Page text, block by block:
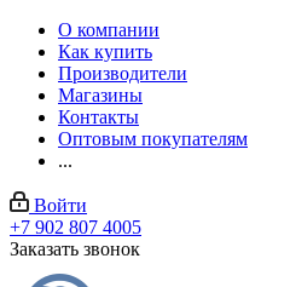
О компании
Как купить
Производители
Магазины
Контакты
Оптовым покупателям
...
Войти
+7 902 807 4005
Заказать звонок